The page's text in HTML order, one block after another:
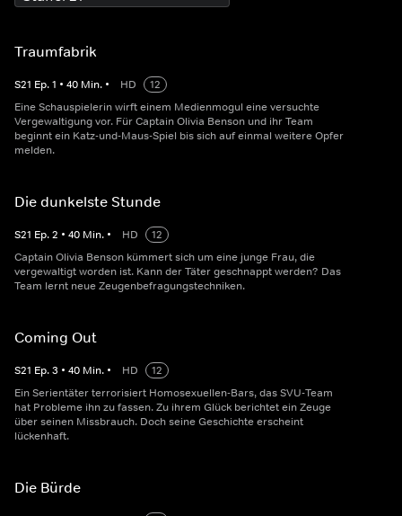
Traumfabrik
S21 Ep.1 • 40 Min. • HD
12
Eine Schauspielerin wirft einem Medienmogul eine versuchte
Vergewaltigung vor. Für Captain Olivia Benson und ihr Team
beginnt ein Katz-und-Maus-Spiel bis sich auf einmal weitere Opfer
melden.
Die dunkelste Stunde
S21 Ep.2 • 40 Min. • HD
12
Captain Olivia Benson kümmert sich um eine junge Frau, die
vergewaltigt worden ist. Kann der Täter geschnappt werden? Das
Team lernt neue Zeugenbefragungstechniken.
Coming Out
S21 Ep.3 • 40 Min. • HD
12
Ein Serientäter terrorisiert Homosexuellen-Bars, das SVU-Team
hat Probleme ihn zu fassen. Zu ihrem Glück berichtet ein Zeuge
über seinen Missbrauch. Doch seine Geschichte erscheint
lückenhaft.
Die Bürde